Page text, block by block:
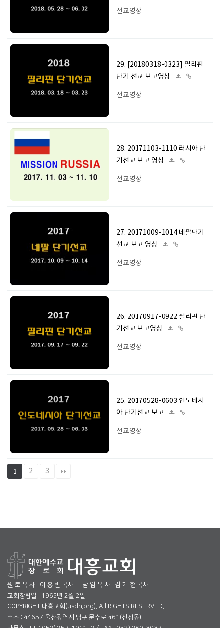
선교영상
29. [20180318-0323] 필리핀
단기 선교 보고영상
선교영상
28. 20171103-1110 러시아 단
기선교 보고 영상
선교영상
27. 20171009-1014 네팔단기
선교 보고 영상
선교영상
26. 20170917-0922 필리핀 단
기선교 보고영상
선교영상
25. 20170528-0603 인도네시
아 단기선교 보고
선교영상
1 2 3
원 로 목 사 : 이 흥 빈 목사 ㅣ 담 임 목 사 : 김 기 현 목사
교회창립일 : 1965년 2월 2일
COPYRIGHT 대흥교회(usdh.org). All RIGHTS RESERVED.
주소 : 44657 울산광역시 남구 문수로 461(신정동)